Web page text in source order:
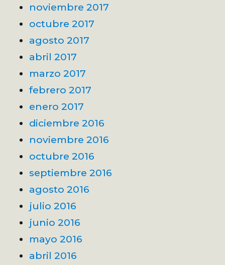
noviembre 2017
octubre 2017
agosto 2017
abril 2017
marzo 2017
febrero 2017
enero 2017
diciembre 2016
noviembre 2016
octubre 2016
septiembre 2016
agosto 2016
julio 2016
junio 2016
mayo 2016
abril 2016